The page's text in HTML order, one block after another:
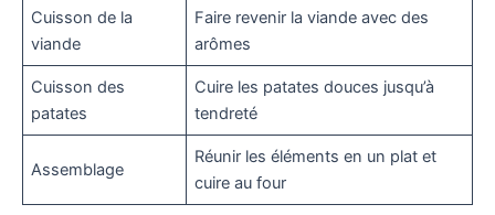
Cuisson de la
viande
Faire revenir la viande avec des
arômes
Cuisson des
patates
Cuire les patates douces jusqu’à
tendreté
Assemblage
Réunir les éléments en un plat et
cuire au four